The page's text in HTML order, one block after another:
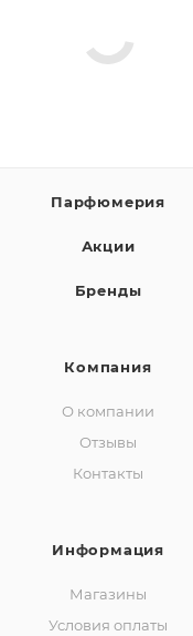
Парфюмерия
Акции
Бренды
Компания
О компании
Отзывы
Контакты
Информация
Магазины
Условия оплаты